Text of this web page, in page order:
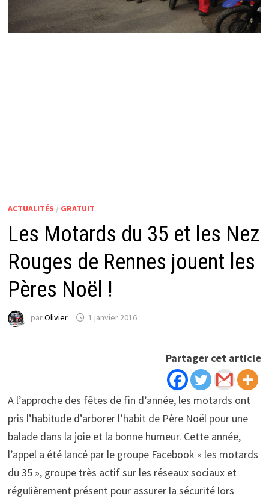
ACTUALITÉS / GRATUIT
Les Motards du 35 et les Nez
Rouges de Rennes jouent les
Pères Noël !
parOlivier 1 janvier 2016
Partager cet article
A l’approche des fêtes de fin d’année, les motards ont
pris l’habitude d’arborer l’habit de Père Noël pour une
balade dans la joie et la bonne humeur. Cette année,
l’appel a été lancé par le groupe Facebook « les motards
du 35 », groupe très actif sur les réseaux sociaux et
régulièrement présent pour assurer la sécurité lors